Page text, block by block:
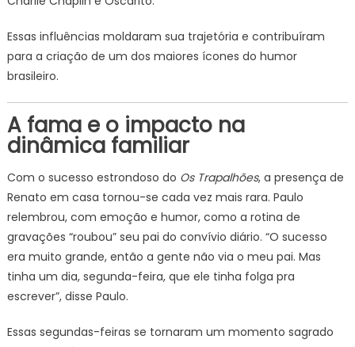
Essas influências moldaram sua trajetória e contribuíram
para a criação de um dos maiores ícones do humor
brasileiro.
A fama e o impacto na
dinâmica familiar
Com o sucesso estrondoso do Os Trapalhões, a presença de
Renato em casa tornou-se cada vez mais rara. Paulo
relembrou, com emoção e humor, como a rotina de
gravações “roubou” seu pai do convívio diário. “O sucesso
era muito grande, então a gente não via o meu pai. Mas
tinha um dia, segunda-feira, que ele tinha folga pra
escrever”, disse Paulo.
Essas segundas-feiras se tornaram um momento sagrado